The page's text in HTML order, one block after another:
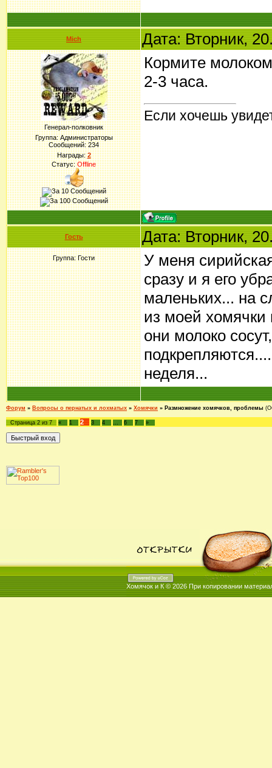
Mich Дата: Вторник,
Генерал-полковник
Группа: Администраторы
Сообщений:234
Награды:2
Статус:Offline
Кормите
2-3 часа.
Если хочешь
Гость Дата: Вторник,
Группа: Гости
У меня
сразу и я его
маленьких... на
из моей хомячки
они молоко
неделя...
Форум » Вопросы о пернатых и лохматых » Хомячки » Размножение хомячков, проблемы
Страница2из7 « 1 2 3 4 … 6 7 »
Хомячок и К © 2026При копировании